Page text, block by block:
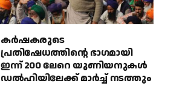
കർഷകരുടെ
പ്രതിഷേധത്തിൻ്റെ ഭാഗമായി
ഇന്ന് 200 ലേറെ യൂണിയനുകൾ
ഡൽഹിയിലേക്ക് മാർച്ച് നടത്തും